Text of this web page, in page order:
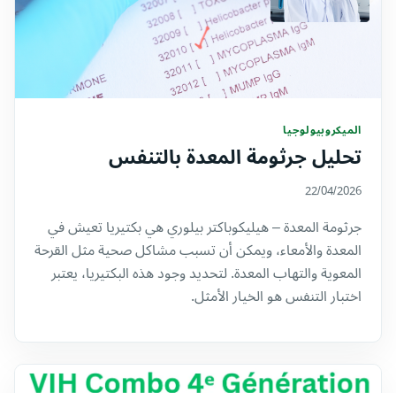
الميكروبيولوجيا
تحليل جرثومة المعدة بالتنفس
22/04/2026
جرثومة المعدة – هيليكوباكتر بيلوري هي بكتيريا تعيش في
المعدة والأمعاء، ويمكن أن تسبب مشاكل صحية مثل القرحة
المعوية والتهاب المعدة. لتحديد وجود هذه البكتيريا، يعتبر
اختبار التنفس هو الخيار الأمثل.